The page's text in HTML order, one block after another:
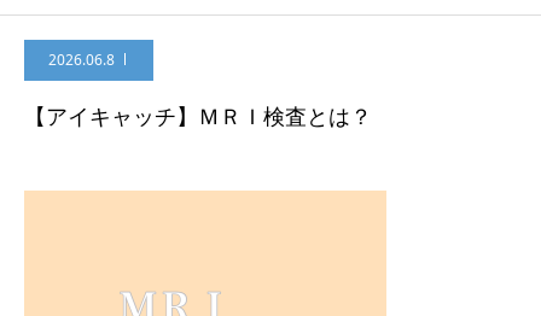
2026.06.8
【アイキャッチ】ＭＲＩ検査とは？